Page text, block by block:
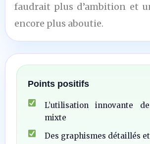
faudrait plus d’ambition et
encore plus aboutie.
Points positifs
L’utilisation innovante
mixte
Des graphismes détaillés